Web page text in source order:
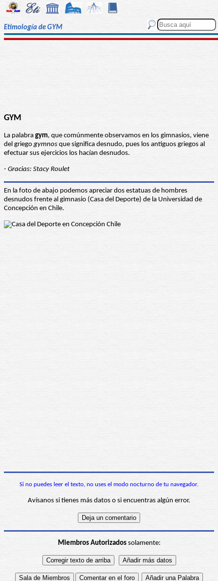
Etimología de GYM
GYM
La palabra gym, que comúnmente observamos en los gimnasios, viene
del griegogymnos que significa desnudo, pues los antiguos griegos al
efectuar sus ejercicios los hacían desnudos.
- Gracias: Stacy Roulet
En la foto de abajo podemos apreciar dos estatuas de hombres
desnudos frente al gimnasio (Casa del Deporte) de la Universidad de
Concepción en Chile.
Si no puedes leer el texto, no uses el modo nocturno de tu navegador.
Avísanos si tienes más datos o si encuentras algún error.
Miembros Autorizadossolamente: